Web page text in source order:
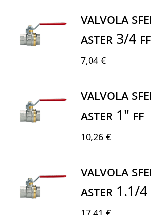
VALVOLA
ASTER 3/4 FF
7,04 €
VALVOLA
ASTER 1" FF
10,26 €
VALVOLA
ASTER 1.1/4